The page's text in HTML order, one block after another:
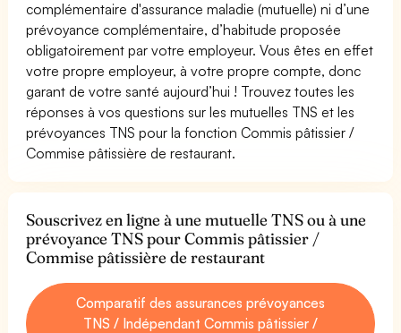
complémentaire d'assurance maladie (mutuelle) ni d’une
prévoyance complémentaire, d’habitude proposée
obligatoirement par votre employeur. Vous êtes en effet
votre propre employeur, à votre propre compte, donc
garant de votre santé aujourd’hui ! Trouvez toutes les
réponses à vos questions sur les mutuelles TNS et les
prévoyances TNS pour la fonction Commis pâtissier /
Commise pâtissière de restaurant.
Souscrivez en ligne à une mutuelle TNS ou à une
prévoyance TNS pour Commis pâtissier /
Commise pâtissière de restaurant
Comparatif des assurances prévoyances
TNS / Indépendant Commis pâtissier /